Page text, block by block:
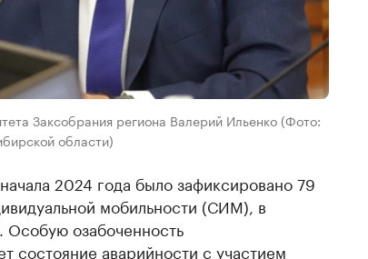
Заксобрания региона Валерий Ильенко (Фото:
области)
2024 года было зафиксировано 79
мобильности (СИМ), в
озабоченность
состояние аварийности с участием